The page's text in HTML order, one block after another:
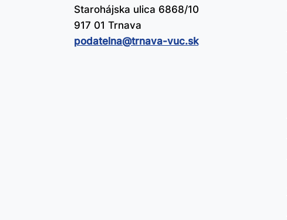
Starohájska ulica 6868/10
917 01 Trnava
podatelna@​trnava-vuc.sk